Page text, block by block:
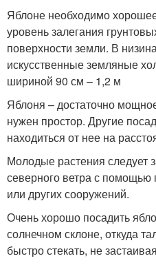
Яблоне необходимо
уровень залегания
поверхности земли. В
искусственные земляные
шириной 90 см – 1,2 м
Яблоня – достаточно
нужен простор. Другие
находиться от нее на
Молодые растения следует
северного ветра с
или других сооружений.
Очень хорошо посадить
солнечном склоне, откуда
быстро стекать, не